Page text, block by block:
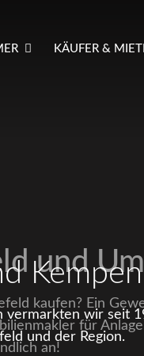
KÄUFER &
und
kaufen? Ein
für
an!
Kempen
vermarkten wir seit
und der Region.